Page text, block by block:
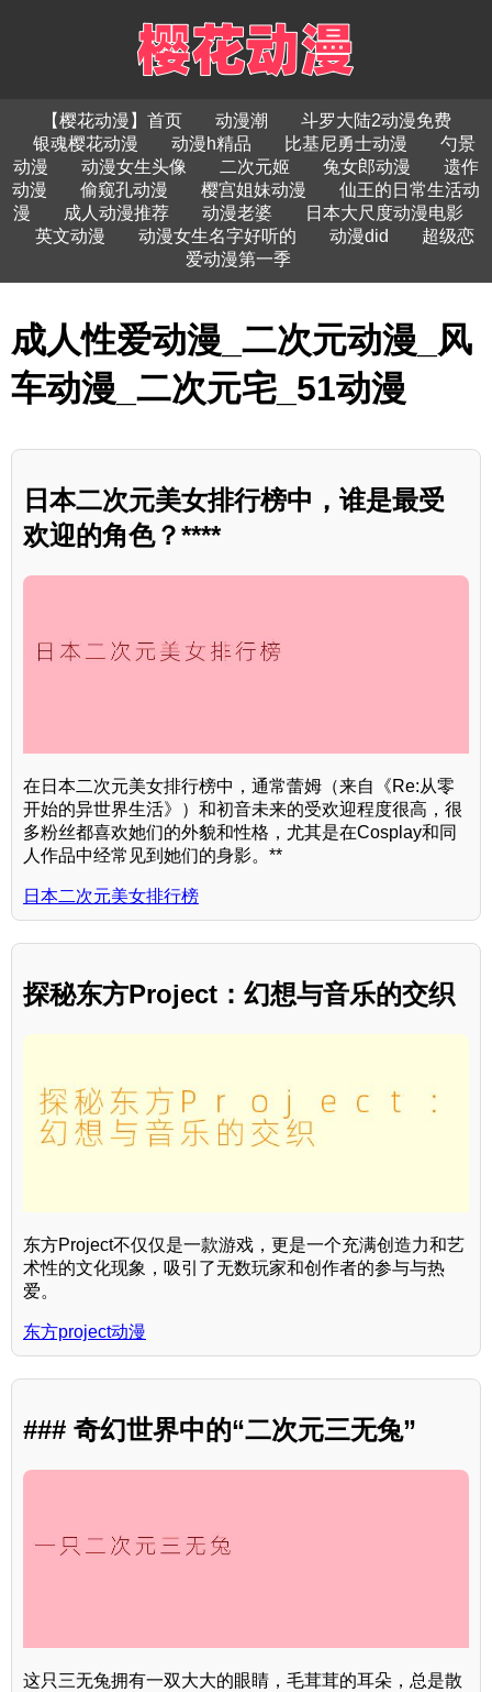
【樱花动漫】首页 动漫潮
斗罗大陆2动漫免费
银魂樱花动漫
动漫h精品 比基尼勇士动漫
勺景
动漫
动漫女生头像 二次元姬 兔女郎动漫
遗作
动漫
偷窥孔动漫 樱宫姐妹动漫
仙王的日常生活动
漫
成人动漫推荐 动漫老婆
日本大尺度动漫电影
英文动漫
动漫女生名字好听的 动漫did
超级恋
爱动漫第一季
成人性爱动漫_二次元动漫_风
车动漫_二次元宅_51动漫
日本二次元美女排行榜中，谁是最受
欢迎的角色？****
在日本二次元美女排行榜中，通常蕾姆（来自《Re:从零
开始的异世界生活》）和初音未来的受欢迎程度很高，很
多粉丝都喜欢她们的外貌和性格，尤其是在Cosplay和同
人作品中经常见到她们的身影。**
日本二次元美女排行榜
探秘东方Project：幻想与音乐的交织
东方Project不仅仅是一款游戏，更是一个充满创造力和艺
术性的文化现象，吸引了无数玩家和创作者的参与与热
爱。
东方project动漫
### 奇幻世界中的“二次元三无兔”
这只三无兔拥有一双大大的眼睛，毛茸茸的耳朵，总是散